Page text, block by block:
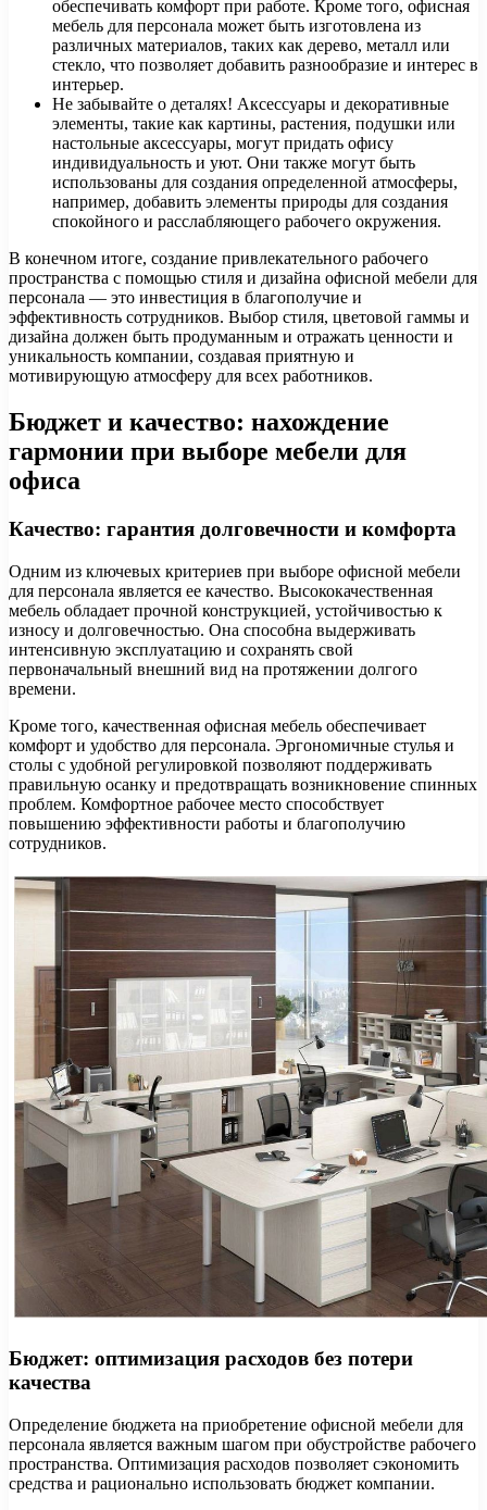
обеспечивать комфорт при работе. Кроме того, офисная
мебель для персонала может быть изготовлена из
различных материалов, таких как дерево, металл или
стекло, что позволяет добавить разнообразие и интерес в
интерьер.
Не забывайте о деталях! Аксессуары и декоративные
элементы, такие как картины, растения, подушки или
настольные аксессуары, могут придать офису
индивидуальность и уют. Они также могут быть
использованы для создания определенной атмосферы,
например, добавить элементы природы для создания
спокойного и расслабляющего рабочего окружения.
В конечном итоге, создание привлекательного рабочего
пространства с помощью стиля и дизайна офисной мебели для
персонала — это инвестиция в благополучие и
эффективность сотрудников. Выбор стиля, цветовой гаммы и
дизайна должен быть продуманным и отражать ценности и
уникальность компании, создавая приятную и
мотивирующую атмосферу для всех работников.
Бюджет и качество: нахождение
гармонии при выборе мебели для
офиса
Качество: гарантия долговечности и комфорта
Одним из ключевых критериев при выборе офисной мебели
для персонала является ее качество. Высококачественная
мебель обладает прочной конструкцией, устойчивостью к
износу и долговечностью. Она способна выдерживать
интенсивную эксплуатацию и сохранять свой
первоначальный внешний вид на протяжении долгого
времени.
Кроме того, качественная офисная мебель обеспечивает
комфорт и удобство для персонала. Эргономичные стулья и
столы с удобной регулировкой позволяют поддерживать
правильную осанку и предотвращать возникновение спинных
проблем. Комфортное рабочее место способствует
повышению эффективности работы и благополучию
сотрудников.
Бюджет: оптимизация расходов без потери
качества
Определение бюджета на приобретение офисной мебели для
персонала является важным шагом при обустройстве рабочего
пространства. Оптимизация расходов позволяет сэкономить
средства и рационально использовать бюджет компании.